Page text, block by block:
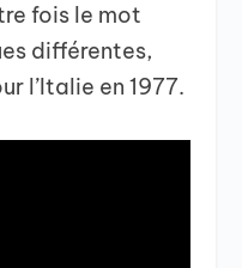
fois le mot
différentes,
l’Italie en 1977.